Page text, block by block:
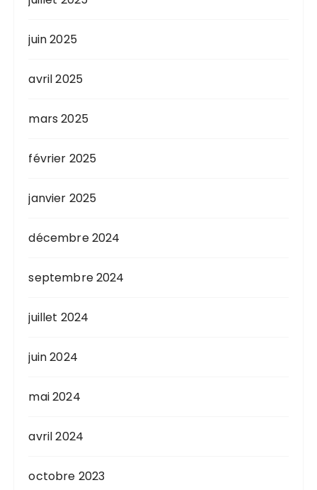
juin 2025
avril 2025
mars 2025
février 2025
janvier 2025
décembre 2024
septembre 2024
juillet 2024
juin 2024
mai 2024
avril 2024
octobre 2023